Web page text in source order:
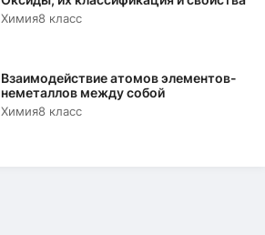
Химия8 класс
Взаимодействие атомов элементов-
неметаллов между собой
Химия8 класс